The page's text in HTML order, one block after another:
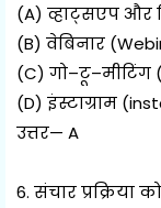
(A) व्हाट्सएप और
(B) वेबिनार
(C)
(D) इंस्टाग्राम
उत्तर— A
6. संचार प्रक्रिया